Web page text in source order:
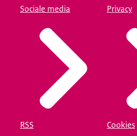
Sociale media
RSS
Privacy
Cookies